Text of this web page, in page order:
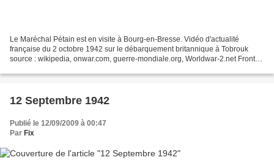
Le Maréchal Pétain est en visite à Bourg-en-Bresse. Vidéo d'actualité
française du 2 octobre 1942 sur le débarquement britannique à Tobrouk
source : wikipedia, onwar.com, guerre-mondiale.org, Worldwar-2.net Front
12 Septembre 1942
Publié le 12/09/2009 à 00:47
Par Fix